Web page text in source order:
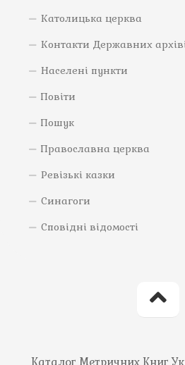
Католицька церква
Контакти Державних
Населені пункти
Повіти
Пошук
Православна церква
Ревізькі казки
Синагоги
Сповідні відомості
Каталог Метричних Книг